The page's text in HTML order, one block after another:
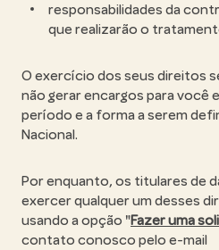
responsabilidades da
que realizarão o
O exercício dos seus direitos
não gerar encargos para você
período e a forma a serem
Nacional.
Por enquanto, os titulares de
exercer qualquer um desses
usando a opção "Fazer uma
contato conosco pelo e-mail